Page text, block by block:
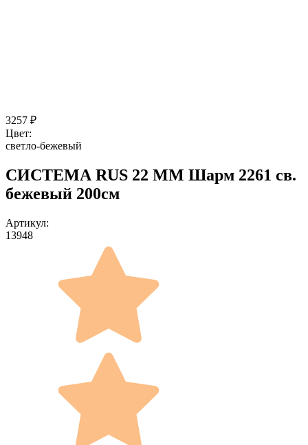
3257 ₽
Цвет:
светло-бежевый
СИСТЕМА RUS 22 ММ Шарм 2261 св.
бежевый 200см
Артикул:
13948